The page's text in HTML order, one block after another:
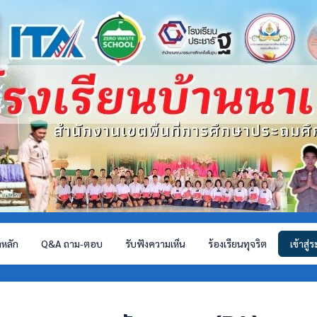
ลัก Q&A ถาม-ตอบ รับฟังความเห็น ร้องเรียนทุจริต เข้าสู่